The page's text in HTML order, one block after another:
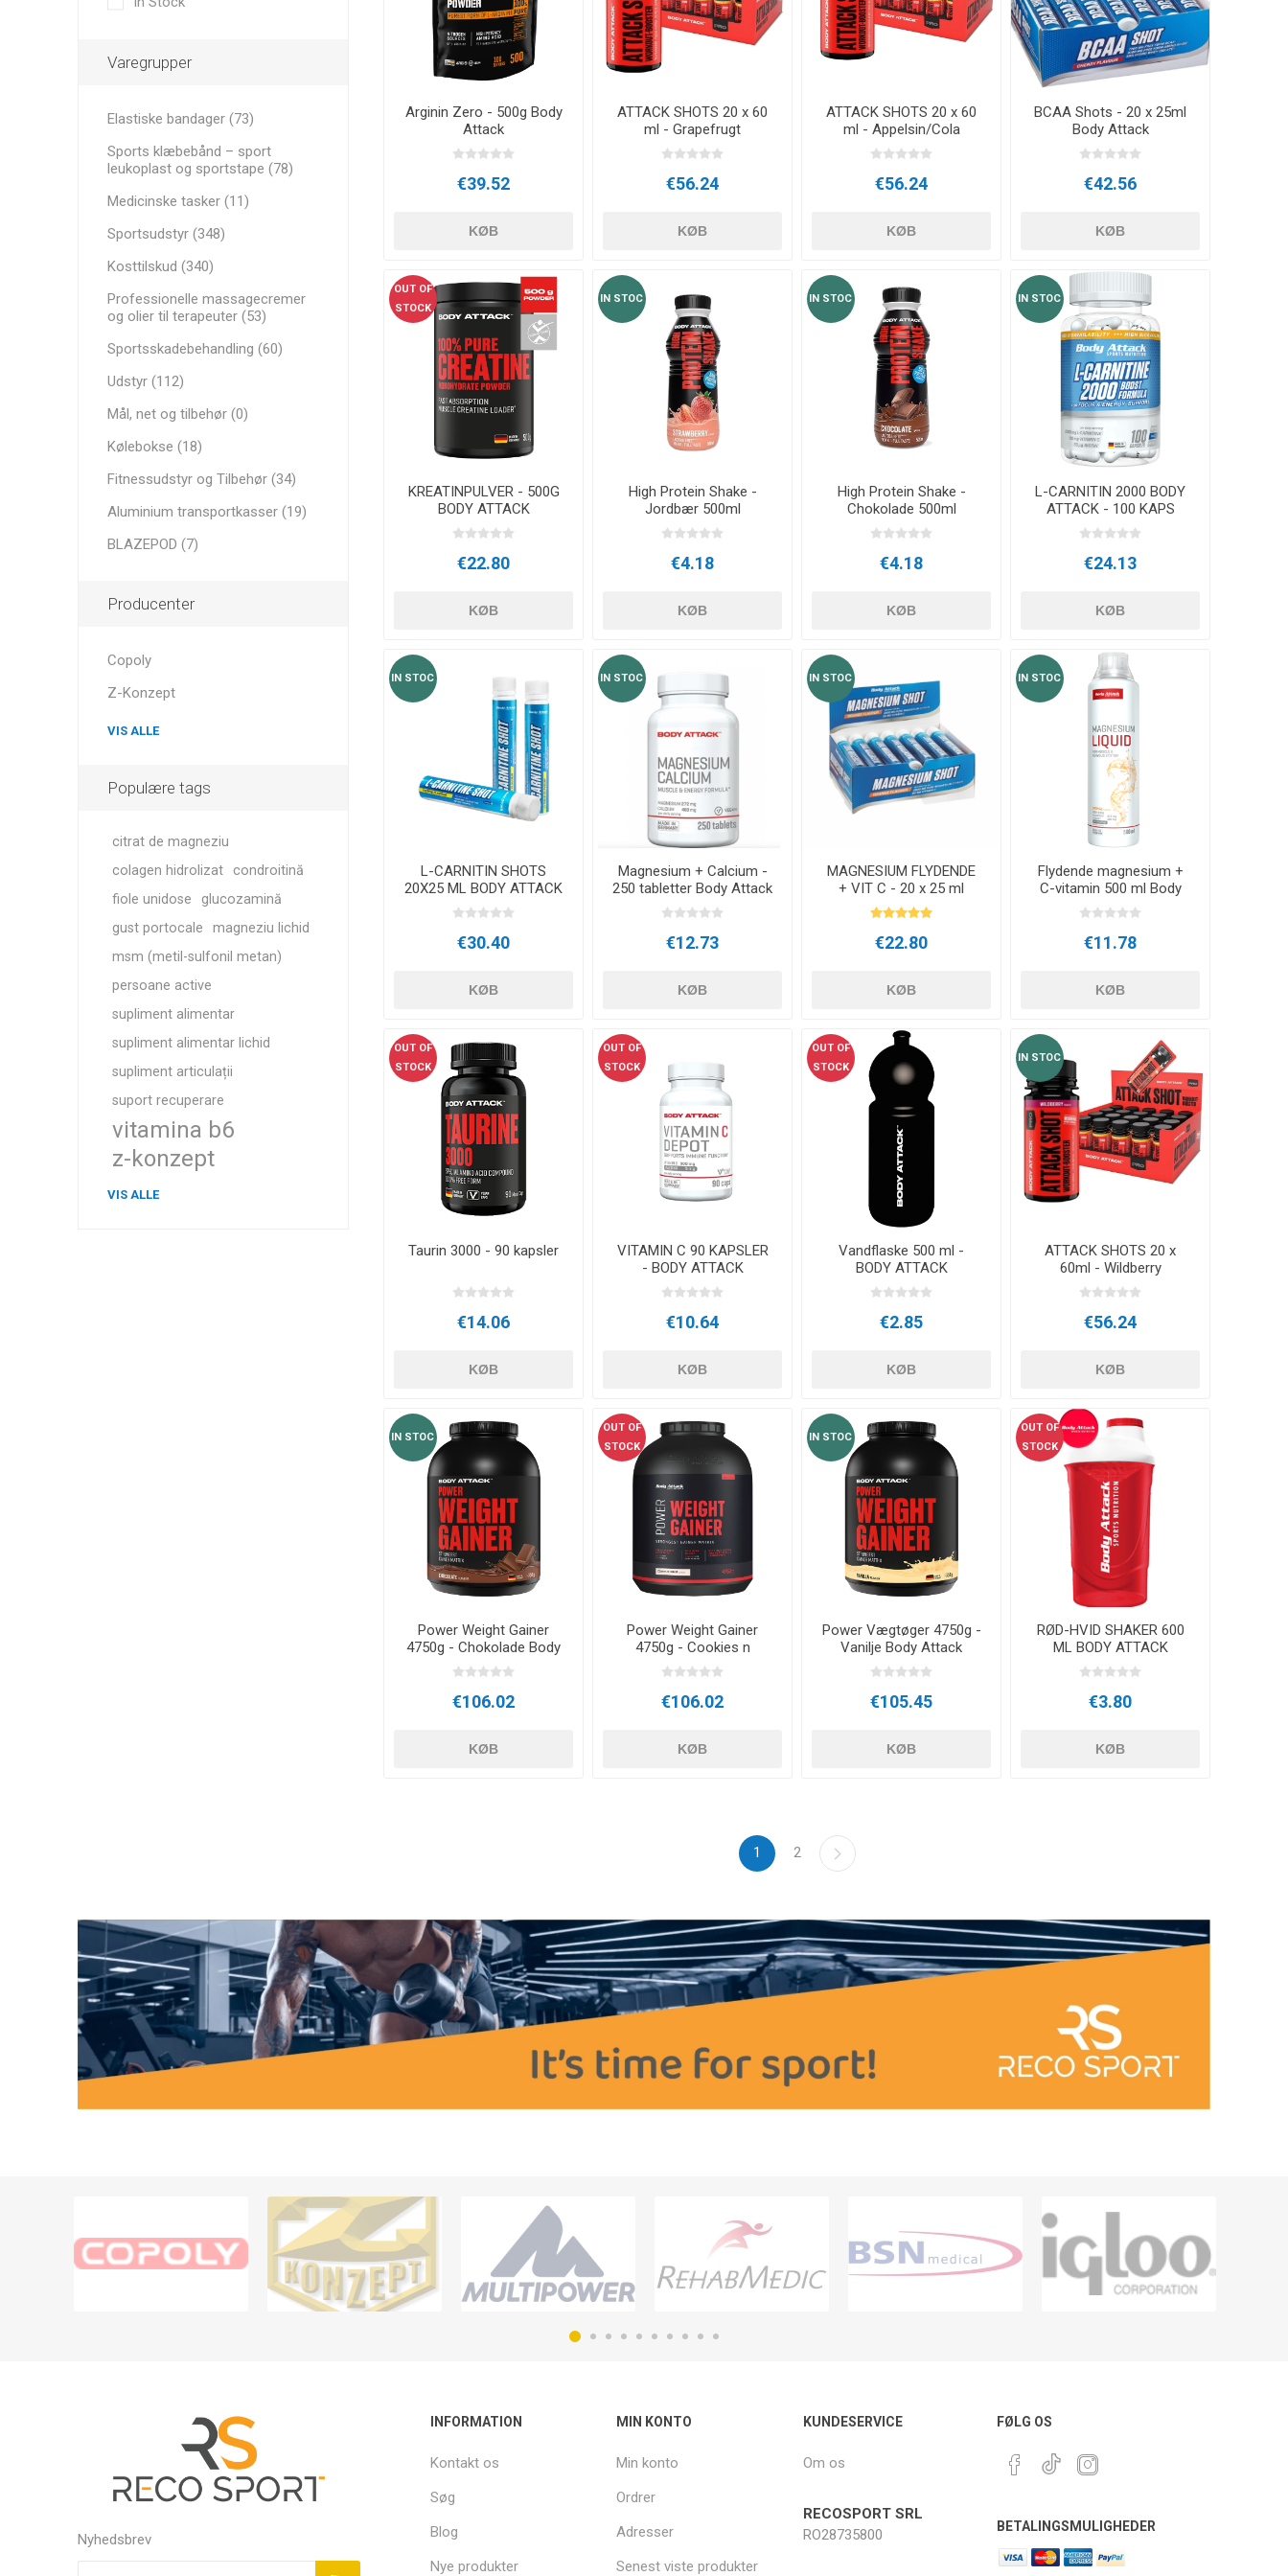
VITAMINER OG MINERALER:
SPORTSUDØVERES
MINI BANDS
ANDRE BÅNDE
FITNESS- OG YOGABOLDE
VÆGTE - HÅNDVÆGTE -
KETTLEBELL - VÆGTSKIVER
CROSSFIT OG FITNESS TRÆNINGSSTÆNGER TRÆNINGSUDSTYR
Træner tilbehør
MARKERINGSKEGLER
TRÆNINGSHEGN
STIGER TIL TRÆNING
UDENDØRS TRÆNINGSUDSTYR
KINESIOTERAPI
Medicinske tasker
Udstyr
RECOSPORT
ALTE APARATE COMPRESIE
CRYON X PRO
REBOOTS
ANDRE CRYO ENHEDER
Icebein™ cryo
ANDRE APPARATER
Mål, net og tilbehør
Aluminium transportkasser
Fitnessudstyr og Tilbehør
Arginin Zero - 500g Body
Attack
€39.52
KØB
ATTACK SHOTS 20 x 60
ml - Grapefrugt
€56.24
KØB
ATTACK SHOTS 20 x 60
ml - Appelsin/Cola
€56.24
KØB
BCAA Shots - 20 x 25ml
Body Attack
€42.56
KØB
OUT OF
STOCK
KREATINPULVER - 500G
BODY ATTACK
€22.80
KØB
IN STOC
High Protein Shake -
Jordbær 500ml
€4.18
KØB
IN STOC
High Protein Shake -
Chokolade 500ml
€4.18
KØB
IN STOC
L-CARNITIN 2000 BODY
ATTACK - 100 KAPS
€24.13
KØB
IN STOC
L-CARNITIN SHOTS
20X25 ML BODY ATTACK
€30.40
KØB
IN STOC
Magnesium + Calcium -
250 tabletter Body Attack
€12.73
KØB
IN STOC
MAGNESIUM FLYDENDE
+ VIT C - 20 x 25 ml
Body Attack
€22.80
KØB
IN STOC
Flydende magnesium +
C-vitamin 500 ml Body
Attack
€11.78
KØB
OUT OF
STOCK
Taurin 3000 - 90 kapsler
€14.06
KØB
OUT OF
STOCK
VITAMIN C 90 KAPSLER
- BODY ATTACK
€10.64
KØB
OUT OF
STOCK
Vandflaske 500 ml -
BODY ATTACK
€2.85
KØB
IN STOC
ATTACK SHOTS 20 x
60ml - Wildberry
€56.24
KØB
IN STOC
Power Weight Gainer
4750g - Chokolade Body
Attack
€106.02
KØB
OUT OF
STOCK
Power Weight Gainer
4750g - Cookies n
Cream Body Attack
€106.02
KØB
IN STOC
Power Vægtøger 4750g -
Vanilje Body Attack
€105.45
KØB
OUT OF
STOCK
RØD-HVID SHAKER 600
ML BODY ATTACK
€3.80
KØB
1 2
Varegrupper
Elastiske bandager (73)
Sports klæbebånd – sport
leukoplast og sportstape (78)
Medicinske tasker (11)
Sportsudstyr (348)
Kosttilskud (340)
Professionelle massagecremer
og olier til terapeuter (53)
Sportsskadebehandling (60)
Udstyr (112)
Mål, net og tilbehør (0)
Kølebokse (18)
Fitnessudstyr og Tilbehør (34)
Aluminium transportkasser (19)
BLAZEPOD (7)
Producenter
Copoly
Z-Konzept
VIS ALLE
Populære tags
citrat de magneziu
colagen hidrolizat
condroitină
fiole unidose
glucozamină
gust portocale
magneziu lichid
msm (metil-sulfonil metan)
persoane active
supliment alimentar
supliment alimentar lichid
supliment articulații
suport recuperare
vitamina b6
z-konzept
VIS ALLE
Nyhedsbrev
INFORMATION
Kontakt os
Søg
Blog
Nye produkter
MIN KONTO
Min konto
Ordrer
Adresser
Senest viste produkter
KUNDESERVICE
Om os
RECOSPORT SRL
RO28735800
FØLG OS
BETALINGSMULIGHEDER